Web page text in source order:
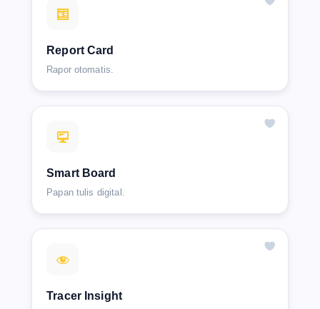
Report Card
Rapor otomatis.
Smart Board
Papan tulis digital.
Tracer Insight